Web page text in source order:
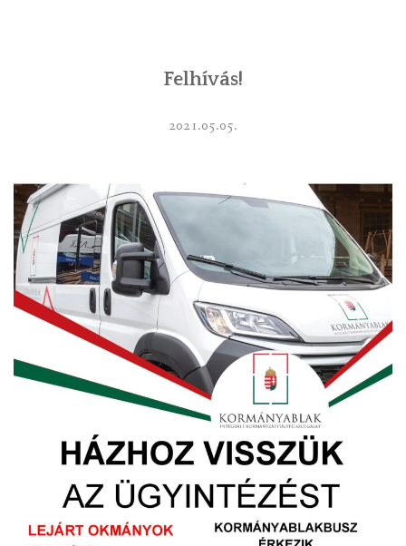
LETÖLTHETŐ NYOMTATVÁNYOK
VÁLASZTÁS 2026
TELEPÜLÉSIKÉPVISELŐI VAGYONNYILATKOZATOK – 2026.
ÉV
ROMA NEMZETISÉGI ÖNKORMÁNYZATI KÉPVISELŐK
VAGYONNYILATKOZATA – 2026. ÉV
Felhívás!
2021.05.05.